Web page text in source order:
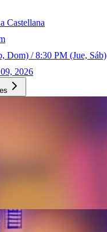
Castellana
Dom) / 8:30 PM (Jue, Sáb)
2026